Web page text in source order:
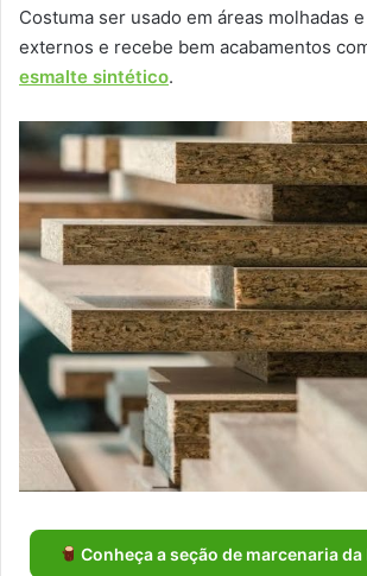
Costuma ser usado em áreas molhadas
externos e recebe bem acabamentos
esmalte sintético.
Conheça a seção de marcenaria